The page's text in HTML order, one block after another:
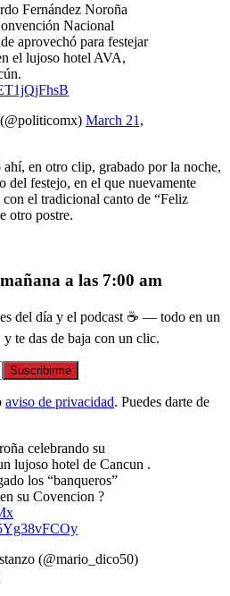
Fernández Noroña
Nacional
aprovechó para festejar
el lujoso hotel AVA,
March 21,
en otro clip, grabado por la noche,
del festejo, en el que nuevamente
el tradicional canto de “Feliz
otro postre.
a las 7:00 am
del día y el podcast ☕ — todo en un
te das de baja con un clic.
Suscribirme
aviso de privacidad. Puedes darte de
celebrando su
lujoso hotel de Cancun .
los “banqueros”
su Covencion ?
(@mario_dico50)